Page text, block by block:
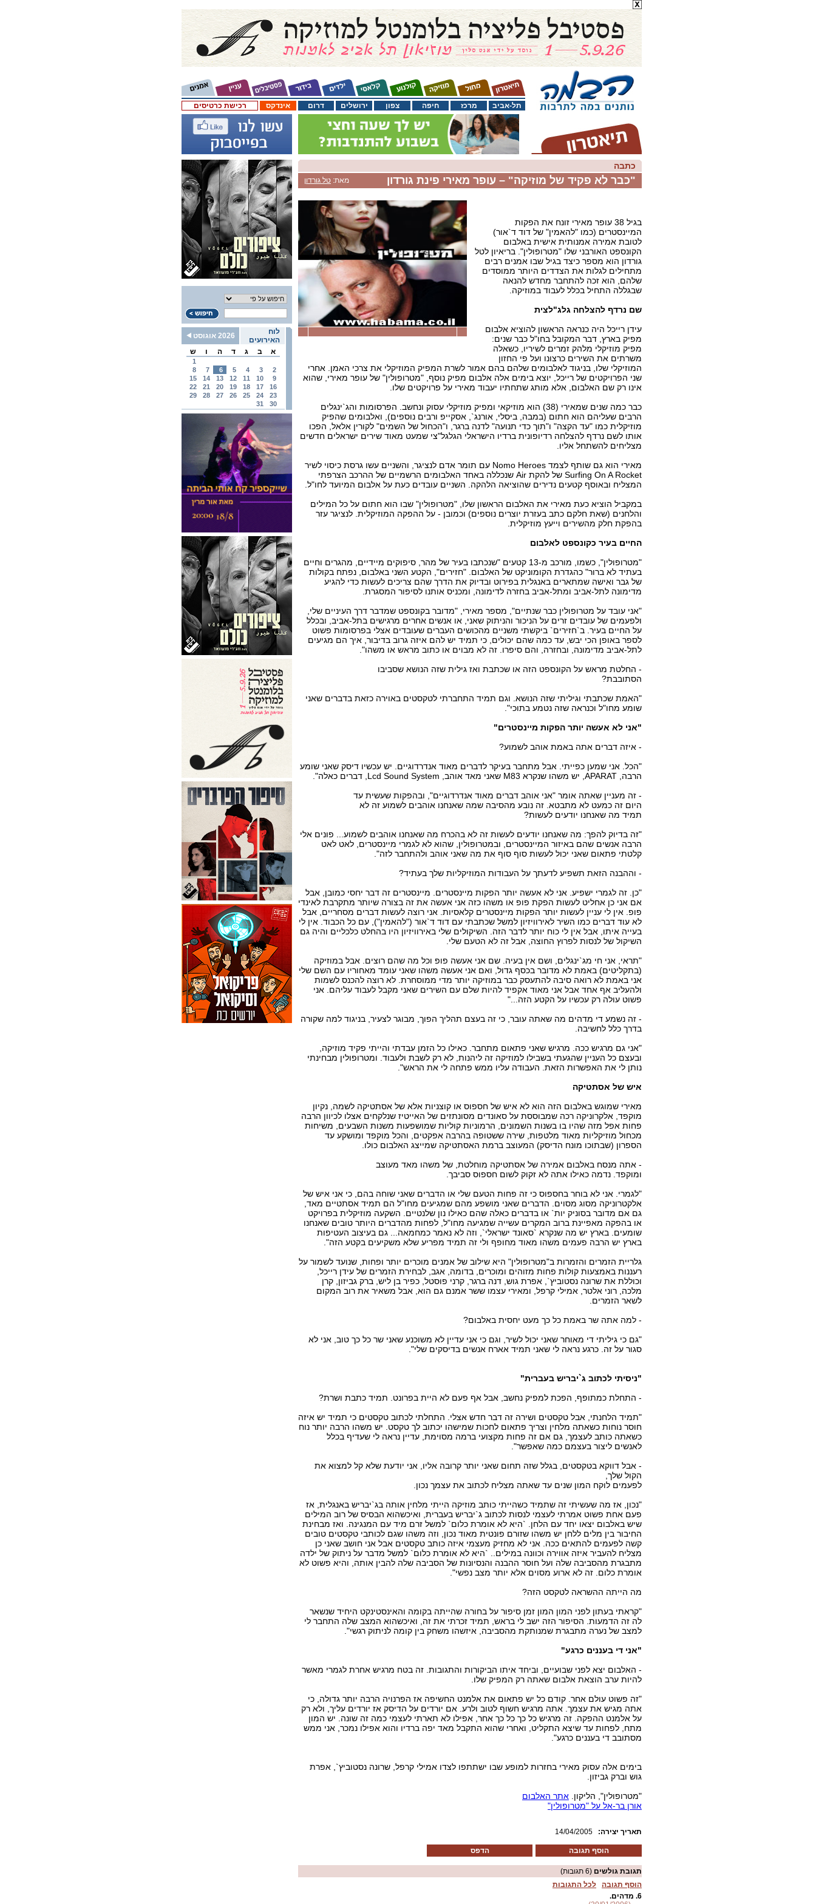
רכישת כרטיסים אינדקס דרום ירושלים צפון חיפה מרכז תל-אביב
לוח
האירועים
2026 אוגוסט
א
ב ג ד ה ו ש
1
2
3
4
5
6
7
8
9
10
11
12
13
14
15
16
17
18
19
20
21
22
23
24
25
26
27
28
29
30
31
כתבה
מאת: טל גורדון "כבר לא פקיד של מוזיקה" – עופר מאירי פינת גורדון
בגיל 38 עופר מאירי זונח את הפקות
המיינסטרים (כמו "להאמין" של דוד ד`אור)
לטובת אמירה אמנותית אישית באלבום
הקונספט האורבני שלו "מטרופולין". בריאיון לטל
גורדון הוא מספר כיצד בגיל שבו אמנים רבים
מתחילים לגלות את הצדדים היותר ממוסדים
שלהם, הוא זכה להתחבר מחדש להנאה
שבגללה התחיל בכלל לעבוד במוזיקה.
שם נרדף להצלחה גלג"לצית
עידן רייכל היה כנראה הראשון להוציא אלבום
מפיק בארץ, דבר המקובל בחו"ל כבר שנים:
מפיק מוזיקלי מלהק זמרים לשיריו, כשאלה
משרתים את השירים כרצונו ועל פי החזון
המוזיקלי שלו, בניגוד לאלבומים שלהם בהם אמור לשרת המפיק המוזיקלי את צרכי האמן. אחרי
שני הפרויקטים של רייכל, יוצא בימים אלה אלבום מפיק נוסף, "מטרופולין" של עופר מאירי, שהוא
אינו רק שם האלבום, אלא מותג שתחתיו יעבוד מאירי על פרויקטים שלו.
כבר כמה שנים שמאירי (38) הוא מוזיקאי ומפיק מוזיקלי עסוק ונחשב. הפרסומות והג`ינגלים
הרבים שעליהם הוא חתום (במבה, ביסלי, אורנג`, אסקייפ ורבים נוספים), ואלבומים שהפיק
מוזיקלית כמו "עד הקצה" ו"תוך כדי תנועה" לדנה ברגר, ו"הכחול של השמים" לקורין אלאל, הפכו
אותו לשם נרדף להצלחה רדיופונית ברדיו הישראלי הגלגל"צי שמעט מאוד שירים ישראלים חדשים
מצליחים להשתחל אליו.
מאירי הוא גם שותף לצמד Nomo Heroes עם תומר אדם לנציגר, והשניים עשו גרסת כיסוי לשיר
Surfing On A Rocket של להקת Air שנכללה באחד האלבומים הרשמיים של ההרכב הצרפתי
המצליח ובאוסף קטעים נדירים שהוציאה הלהקה. השניים עובדים כעת על אלבום המיועד לחו"ל.
במקביל הוציא כעת מאירי את האלבום הראשון שלו, "מטרופולין" שבו הוא חתום על כל המילים
והלחנים (שאת חלקם כתב בעזרת יוצרים נוספים) וכמובן - על ההפקה המוזיקלית. לנציגר עזר
בהפקת חלק מהשירים וייעץ מוזיקלית.
החיים בעיר כקונספט לאלבום
"מטרופולין", כשמו, מורכב מ-13 קטעים "שנכתבו בעיר של מהר, סיפוקים מיידיים, מהגרים וחיים
בעתיד לא ברור" כהגדרת הקומוניקט של האלבום. "חזירים", הקטע השני באלבום, נפתח בקולות
של גבר ואישה שמתארים באנגלית בפירוט ובדיוק את הדרך שהם צריכים לעשות כדי להגיע
מדימונה לתל-אביב ומתל-אביב בחזרה לדימונה, ומכניס אותנו לסיפור המסגרת.
"אני עובד על מטרופולין כבר שנתיים", מספר מאירי, "מדובר בקונספט שמדבר דרך העיניים שלי,
ולפעמים של עובדים זרים על הניכור והניתוק שאני, או אנשים אחרים מרגישים בתל-אביב, ובכלל
על החיים בעיר. ב`חזירים` ביקשתי משניים מהכושים העברים שעובדים אצלי בפרסומות פשוט
לספר באופן הכי יבש, עד כמה שהם יכולים, כי תמיד יש להם איזה גרוב בדיבור, איך הם מגיעים
לתל-אביב מדימונה, ובחזרה, והם סיפרו. זה לא מבוים או כתוב מראש או משהו".
- החלטת מראש על הקונספט הזה או שכתבת ואז גילית שזה הנושא שסביבו
הסתובבת?
"האמת שכתבתי וגיליתי שזה הנושא. וגם תמיד התחברתי לטקסטים באוירה כזאת בדברים שאני
שומע מחו"ל וכנראה שזה נטמע בתוכי".
"אני לא אעשה יותר הפקות מיינסטרים"
- איזה דברים אתה באמת אוהב לשמוע?
"הכל. אני שמען כפייתי. אבל מתחבר בעיקר לדברים מאוד אנדרדוגיים. יש עכשיו דיסק שאני שומע
הרבה, APARAT, יש משהו שנקרא M83 שאני מאד אוהב, Lcd Sound System, דברים כאלה".
- זה מעניין שאתה אומר "אני אוהב דברים מאוד אנדרדוגיים", ובהפקות שעשית עד
היום זה כמעט לא מתבטא. זה נובע מהסיבה שמה שאנחנו אוהבים לשמוע זה לא
תמיד מה שאנחנו יודעים לעשות?
"זה בדיוק להפך: מה שאנחנו יודעים לעשות זה לא בהכרח מה שאנחנו אוהבים לשמוע... פונים אלי
הרבה אנשים שהם באיזור המיינסטרים, ובמטרופולין, שהוא לא לגמרי מיינסטרים, לאט לאט
קלטתי פתאום שאני יכול לעשות סוף סוף את מה שאני אוהב ולהתחבר לזה".
- וההבנה הזאת תשפיע לדעתך על העבודות המוזיקליות שלך בעתיד?
"כן. זה לגמרי ישפיע. אני לא אעשה יותר הפקות מיינסטרים. מיינסטרים זה דבר יחסי כמובן, אבל
אם אני כן אחליט לעשות הפקת פופ או משהו כזה אני אעשה את זה בצורה שיותר מתקרבת לאינדי
פופ. אין לי עניין לעשות יותר הפקות מיינסטרים קלאסיות. אני רוצה לעשות דברים מסחריים, אבל
לא עוד דברים כמו השיר לאירוויזיון למשל שכתבתי עם דוד ד`אור ("להאמין"), עם כל הכבוד. אין לי
בעייה איתו, אבל אין לי כוח יותר לדבר הזה. השיקולים שלי באירוויזיון היו בהחלט כלכליים והיה גם
השיקול של לנסות לפרוץ החוצה, אבל זה לא הטעם שלי.
"תראי, אני חי מג`ינגלים, ושם אין בעיה. שם אני אעשה פופ וכל מה שהם רוצים. אבל במוזיקה
(בתקליטים) באמת לא מדובר בכסף גדול, ואם אני אעשה משהו שאני עומד מאחוריו עם השם שלי
אני באמת לא רואה סיבה להתעסק כבר במוזיקה יותר מדי ממוסחרת. לא רוצה להכנס לשמות
ולהעליב אף אחד אבל אני מאוד אקפיד להיות שלם עם השירים שאני מקבל לעבוד עליהם. אני
פשוט עולה רק עכשיו על הקטע הזה..."
- זה נשמע די מדהים מה שאתה עובר, כי זה בעצם תהליך הפוך, מבוגר לצעיר, בניגוד למה שקורה
בדרך כלל לחשיבה.
"אני גם מרגיש ככה. מרגיש שאני פתאום מתחבר. כאילו כל הזמן עבדתי והייתי פקיד מוזיקה,
ובעצם כל העניין שהגעתי בשבילו למוזיקה זה ליהנות, לא רק לשבת ולעבוד. ומטרופולין מבחינתי
נותן לי את האפשרות הזאת. העבודה עליו ממש פתחה לי את הראש".
איש של אסתטיקה
מאירי שמוגש באלבום הזה הוא לא איש של חספוס או קוצניות אלא של אסתטיקה לשמה, נקיון
מוקפד, אלקרוניקה רכה שמבוססת על סאונדים מסונתזים של האייטיז שנלקחים אצלו לכיוון הרבה
פחות אפל מזה שהיו בו בשנות השמונים, הרמוניות קוליות שמושפעות משנות השבעים, משיחות
מכחול מוזיקליות מאוד מלטפות, שירה ששטופה בהרבה אפקטים, והכל מוקפד ומושקע עד
הספרון (שבתוכו מונח הדיסק) המעוצב ברמת האסתטיקה שמייצג האלבום כולו.
- אתה מנסח באלבום אמירה של אסתטיקה מוחלטת, של משהו מאד מעוצב
ומוקפד. נדמה כאילו אתה לא זקוק לשום חספוס סביבך.
"לגמרי. אני לא בוחר בחספוס כי זה פחות הטעם שלי או הדברים שאני שוחה בהם, כי אני איש של
אלקטרוניקה מסוג מסוים. הדברים שאני מושפע מהם שמגיעים מחו"ל הם תמיד אסתטיים מאד,
גם אם מדובר בסוניק יות` או בדברים כאלה שהם כאילו נון שלנטיים. השקעה מוזיקלית בפרויקט
או בהפקה מאפיינת ברוב המקרים עשייה שמגיעה מחו"ל, לפחות מהדברים היותר טובים שאנחנו
שומעים. בארץ יש מה שנקרא `סאונד ישראלי`, וזה לא נאמר כמחמאה... גם בעיצוב העטיפות
בארץ יש הרבה פעמים משהו מאוד מחופף ולי זה תמיד מפריע שלא משקיעים בקטע הזה".
גלריית הזמרים והזמרות ב"מטרופולין" היא שילוב של אמנים מוכרים יותר ופחות, שנועד לשמור על
רעננות באמצעות קולות פחות מזוהים ומוכרים, בדומה, אגב, לבחירת הזמרים של עידן רייכל,
וכוללת את שרונה נסטוביץ`, אפרת גוש, דנה ברגר, קרני פוסטל, כפיר בן ליש, ברק גביזון, קרן
מלכה, רוני אלטר, אמילי קרפל, ומאירי עצמו ששר אמנם גם הוא, אבל משאיר את רוב המקום
לשאר הזמרים.
- למה אתה שר באמת כל כך מעט יחסית באלבום?
"גם כי גיליתי די מאוחר שאני יכול לשיר, וגם כי אני עדיין לא משוכנע שאני שר כל כך טוב, אני לא
סגור על זה. כרגע נראה לי שאני תמיד אארח אנשים בדיסקים שלי".
"ניסיתי לכתוב ג`יבריש בעברית"
- התחלת כמתופף, הפכת למפיק נחשב, אבל אף פעם לא היית בפרונט. תמיד כתבת ושרת?
"תמיד הלחנתי, אבל טקסטים ושירה זה דבר חדש אצלי. התחלתי לכתוב טקסטים כי תמיד יש איזה
חוסר נוחות כשאתה מלחין וצריך פתאום לחכות שמישהו יכתוב לך טקסט. יש משהו הרבה יותר נוח
כשאתה כותב לעצמך, גם אם זה פחות מקצועי ברמה מסוימת, עדיין נראה לי שעדיף בכלל
לאנשים ליצור בעצמם כמה שאפשר".
- אבל דווקא בטקסטים, בגלל שזה תחום שאני יותר קרובה אליו, אני יודעת שלא קל למצוא את
הקול שלך,
לפעמים לוקח המון שנים עד שאתה מצליח לכתוב את עצמך נכון.
"נכון, אז מה שעשיתי זה שתמיד כשהייתי כותב מוזיקה הייתי מלחין אותה בג`יבריש באנגלית, אז
פעם אחת פשוט אמרתי לעצמי לנסות לכתוב ג`יבריש בעברית, ואיכשהוא הבסיס של רוב המילים
שיש באלבום יצאו יחד עם הלחן. `היא לא אומרת כלום` למשל זרם מיד עם המנגינה. ואז מבחינת
החיבור בין מלים ללחן יש משהו שזורם פונטית מאוד נכון, וזה משהו שגם לכותבי טקסטים טובים
קשה לפעמים להתאים ככה. אני לא מחזיק מעצמי איזה כותב טקסטים אבל אני חושב שאני כן
מצליח להעביר איזה אווירה וכוונה במילים.. `היא לא אומרת כלום` למשל מדבר על ניתוק של ילדה
מתבגרת מהסביבה שלה ועל חוסר ההבנה והנסיונות של הסביבה שלה להבין אותה, והיא פשוט לא
אומרת כלום. זה לא ארוע מסוים אלא יותר מצב נפשי".
מה הייתה ההשראה לטקסט הזה?
"קראתי בעתון לפני המון המון זמן סיפור על בחורה שהייתה בקומה והאינסטינקט היחיד שנשאר
לה זה הדמעות. הסיפור הזה ישב לי בראש, תמיד זכרתי את זה, ואיכשהוא המצב שלה התחבר לי
למצב של נערה מתבגרת שמנותקת מהסביבה, איזשהו משחק בין קומה לניתוק רגשי".
"אני די בעננים כרגע"
- האלבום יצא לפני שבועיים, וביחד איתו הביקורות והתגובות. זה בטח מרגיש אחרת לגמרי מאשר
להיות ערב הוצאת אלבום שאתה רק המפיק שלו.
"זה פשוט עולם אחר. קודם כל יש פתאום את אלמנט החשיפה אז הפרנויה הרבה יותר גדולה, כי
אתה מגיש את עצמך. אתה מרגיש חשוף לטוב ולרע. אם יורדים על הדיסק אז יורדים עליך, ולא רק
על אלמנט ההפקה. זה מרגיש כל כך כל כך אחר, אפילו לא תארתי לעצמי כמה זה שונה. יש המון
מתח, לפחות עד שיצא התקליט, ואחרי שהוא התקבל מאד יפה ברדיו והוא אפילו נמכר, אני ממש
מסתובב די בעננים כרגע".
בימים אלה עסוק מאירי בחזרות למופע שבו ישתתפו לצדו אמילי קרפל, שרונה נסטוביץ`, אפרת
גוש וברק גביזון.
"מטרופולין", הליקון. אתר האלבום
אורן בר-אל על "מטרופולין"
14/04/2005 :תאריך יצירה
הדפס הוסף תגובה
תגובת גולשים (6 תגובות)
הוסף תגובה
לכל התגובות
6. מדהים.